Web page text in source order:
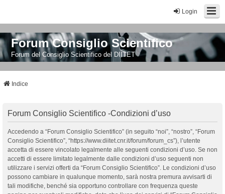
Login
Forum Consiglio Scientifico
Forum del Consiglio Scientifico del DIITET
Indice
Forum Consiglio Scientifico -Condizioni d’uso
Accedendo a “Forum Consiglio Scientifico” (in seguito “noi”, “nostro”, “Forum
Consiglio Scientifico”, “https://www.diitet.cnr.it/forum/forum_cs”), l’utente
accetta di essere vincolato legalmente alle seguenti condizioni d’uso. Se non
accetti di essere limitato legalmente dalle condizioni d’uso seguenti non
utilizzare i servizi offerti da “Forum Consiglio Scientifico”. Le condizioni d’uso
possono cambiare in qualunque momento, sarà nostra premura avvisarti di
tali modifiche, benché sia opportuno controllare con frequenza queste